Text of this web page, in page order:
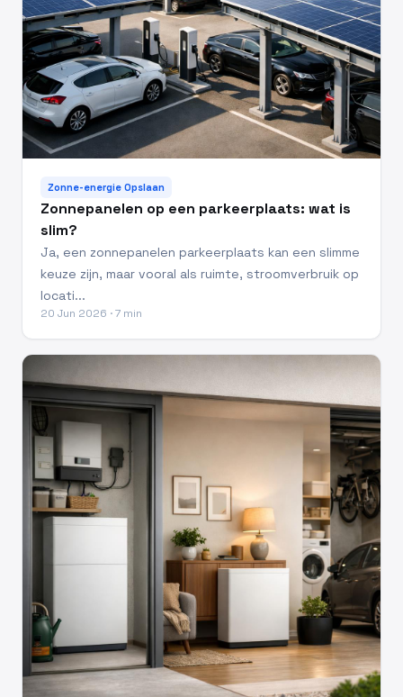
Zonne-energie Opslaan
Zonnepanelen op een parkeerplaats: wat is
slim?
Ja, een zonnepanelen parkeerplaats kan een slimme
keuze zijn, maar vooral als ruimte, stroomverbruik op
locati...
20 Jun 2026 · 7 min